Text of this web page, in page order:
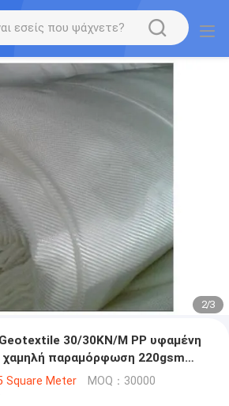
2/3
30/30KN/M PP υφαμένη
παραμόρφωση 220gsm
Square Meter MOQ：30000